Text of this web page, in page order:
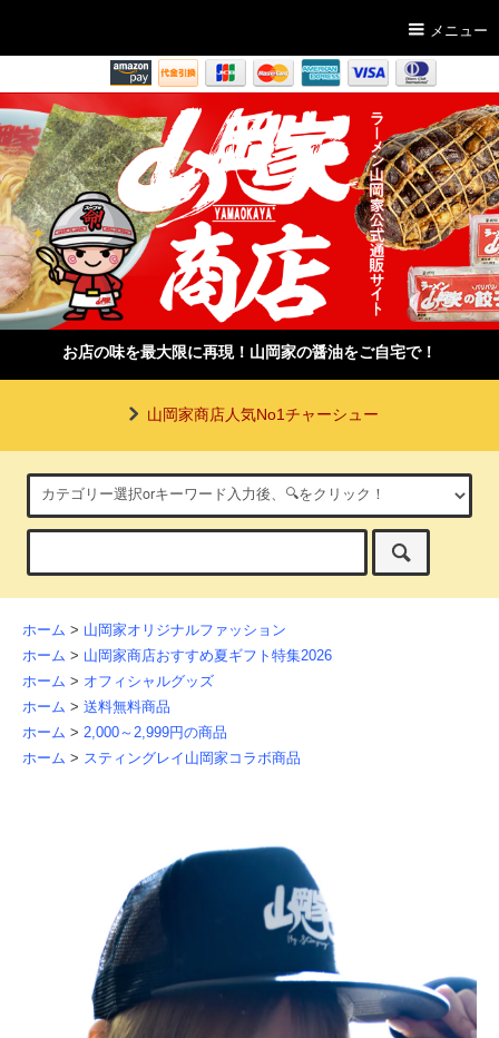
メニュー
お店の味を最大限に再現！山岡家の醤油をご自宅で！
山岡家商店人気No1チャーシュー
ホーム > 山岡家オリジナルファッション
ホーム > 山岡家商店おすすめ夏ギフト特集2026
ホーム > オフィシャルグッズ
ホーム > 送料無料商品
ホーム > 2,000～2,999円の商品
ホーム > スティングレイ山岡家コラボ商品